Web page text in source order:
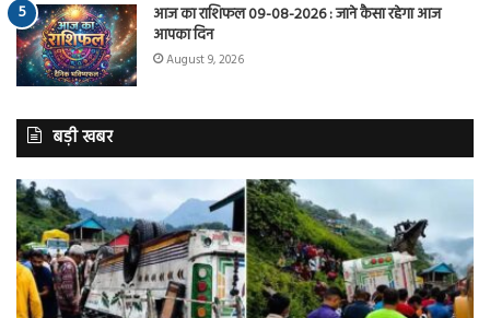
आज का राशिफल 09-08-2026 : जाने कैसा रहेगा आज
आपका दिन
August 9, 2026
बड़ी खबर